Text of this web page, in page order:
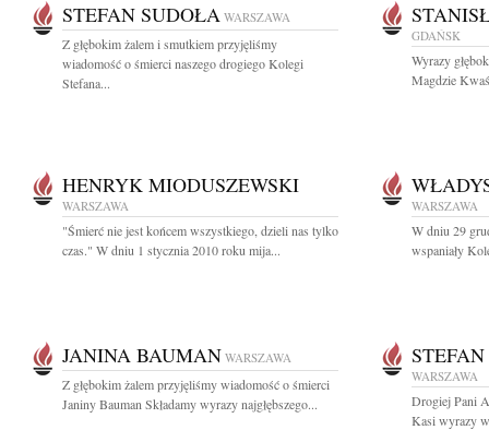
STEFAN SUDOŁA WARSZAWA
Z głębokim żalem i smutkiem przyjęliśmy
wiadomość o śmierci naszego drogiego Kolegi
Stefana...
GDAŃSK
Wyrazy
Magdzie
HENRYK MIODUSZEWSKI
WARSZAWA
"Śmierć nie jest końcem wszystkiego, dzieli nas tylko
czas." W dniu 1 stycznia 2010 roku mija...
WARSZAWA
W dniu 29
wspaniały
JANINA BAUMAN WARSZAWA
Z głębokim żalem przyjęliśmy wiadomość o śmierci
Janiny Bauman Składamy wyrazy najgłębszego...
WARSZAWA
Drogiej Pani
Kasi wyrazy